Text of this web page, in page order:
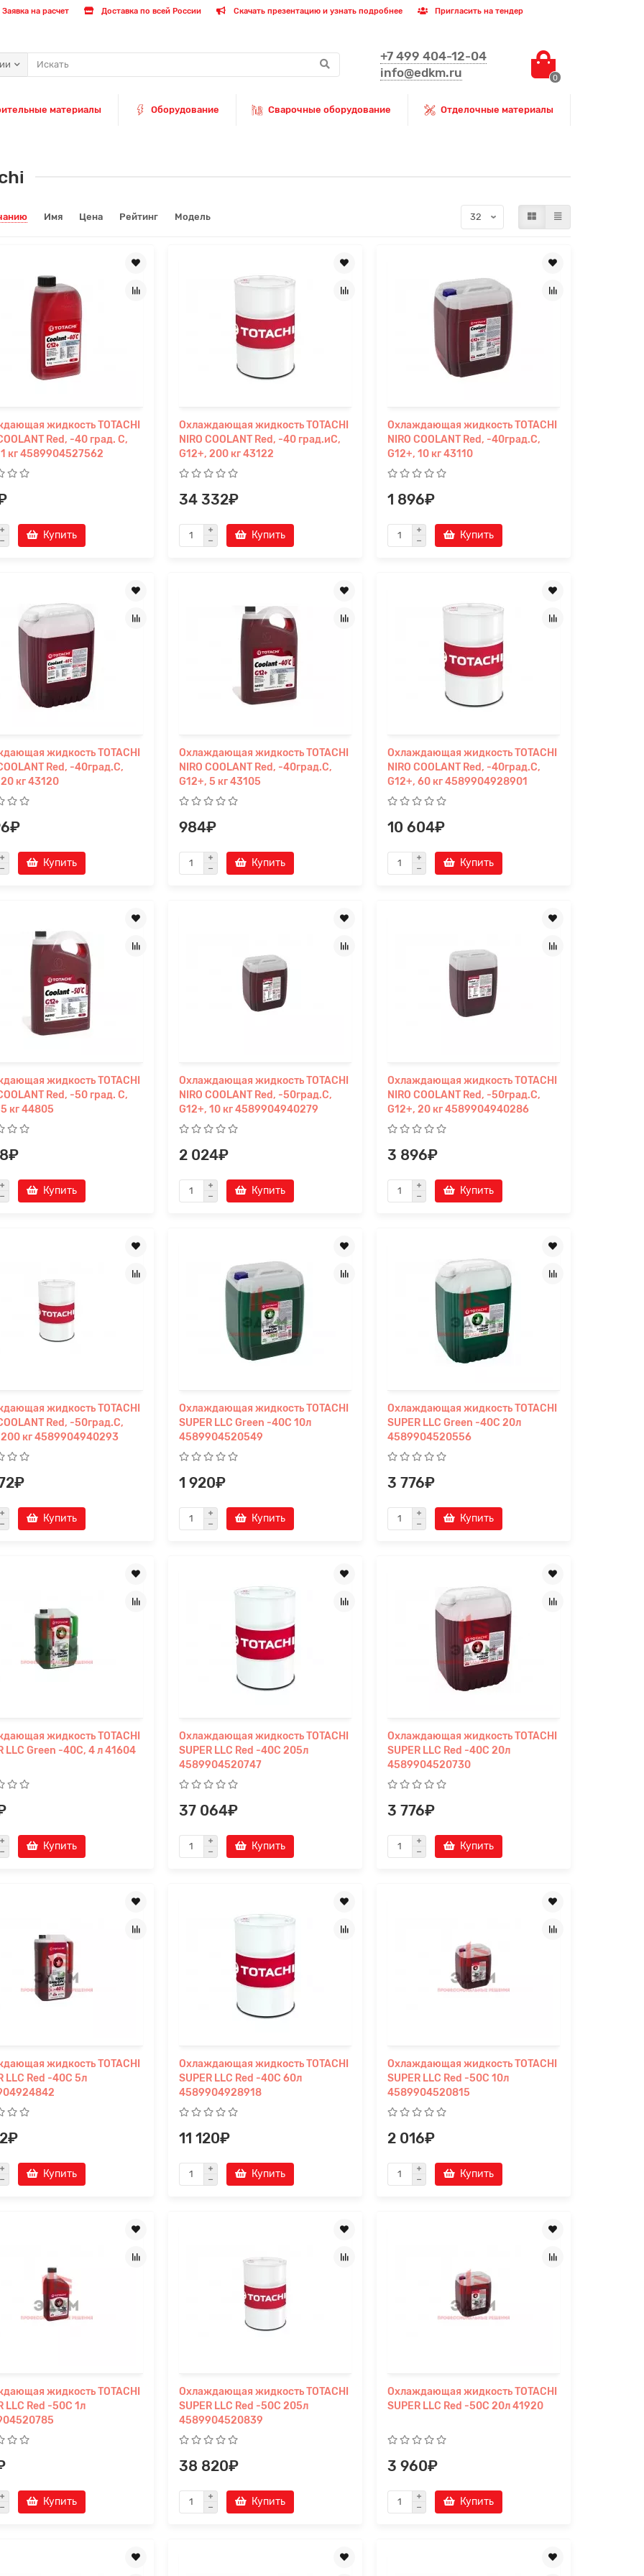
Заявка на расчет Доставка по всей России Скачать презентацию и узнать подробнее Пригласить на тендер
+7 499 404-12-04
info@edkm.ru
0
материалы Оборудование Сварочные оборудование Отделочные материалы
Имя Цена Рейтинг Модель
жидкость TOTACHI
Red, -40 град. C,
1 кг 4589904527562
Купить
Охлаждающая жидкость TOTACHI
NIRO COOLANT Red, -40 град.иC,
G12+, 200 кг 43122
34 332₽
Купить
Охлаждающая жидкость TOTACHI
NIRO COOLANT Red, -40град.C,
G12+, 10 кг 43110
1 896₽
Купить
жидкость TOTACHI
Red, -40град.C,
кг 43120
Купить
Охлаждающая жидкость TOTACHI
NIRO COOLANT Red, -40град.C,
G12+, 5 кг 43105
984₽
Купить
Охлаждающая жидкость TOTACHI
NIRO COOLANT Red, -40град.C,
G12+, 60 кг 4589904928901
10 604₽
Купить
жидкость TOTACHI
Red, -50 град. C,
кг 44805
Купить
Охлаждающая жидкость TOTACHI
NIRO COOLANT Red, -50град.C,
G12+, 10 кг 4589904940279
2 024₽
Купить
Охлаждающая жидкость TOTACHI
NIRO COOLANT Red, -50град.C,
G12+, 20 кг 4589904940286
3 896₽
Купить
жидкость TOTACHI
Red, -50град.C,
200 кг 4589904940293
Купить
Охлаждающая жидкость TOTACHI
SUPER LLC Green -40C 10л
4589904520549
1 920₽
Купить
Охлаждающая жидкость TOTACHI
SUPER LLC Green -40C 20л
4589904520556
3 776₽
Купить
жидкость TOTACHI
LLC Green -40C, 4 л 41604
Купить
Охлаждающая жидкость TOTACHI
SUPER LLC Red -40C 205л
4589904520747
37 064₽
Купить
Охлаждающая жидкость TOTACHI
SUPER LLC Red -40C 20л
4589904520730
3 776₽
Купить
жидкость TOTACHI
LLC Red -40C 5л
Купить
Охлаждающая жидкость TOTACHI
SUPER LLC Red -40C 60л
4589904928918
11 120₽
Купить
Охлаждающая жидкость TOTACHI
SUPER LLC Red -50C 10л
4589904520815
2 016₽
Купить
жидкость TOTACHI
LLC Red -50C 1л
Купить
Охлаждающая жидкость TOTACHI
SUPER LLC Red -50C 205л
4589904520839
38 820₽
Купить
Охлаждающая жидкость TOTACHI
SUPER LLC Red -50C 20л 41920
3 960₽
Купить
на расчет